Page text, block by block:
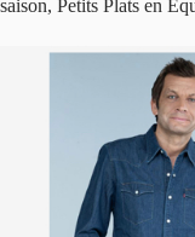
saison, Petits Plats en